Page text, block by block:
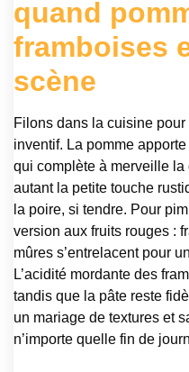
quand
framboises
scène
Filons dans la cuisine
inventif. La pomme
qui complète à merveille
autant la petite touche
la poire, si tendre. Pour
version aux fruits rouges :
mûres s’entrelacent pour
L’acidité mordante des
tandis que la pâte reste
un mariage de textures et
n’importe quelle fin de